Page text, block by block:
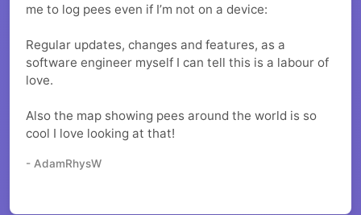
me to log pees even if I’m not on a device:
Regular updates, changes and features, as a
software engineer myself I can tell this is a labour of
love.
Also the map showing pees around the world is so
cool I love looking at that!
- AdamRhysW